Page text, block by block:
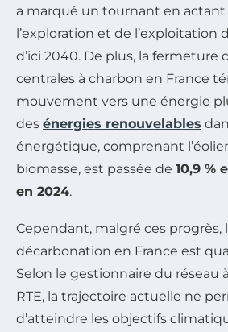
a marqué un tournant en actant
l’exploration et de l’exploitation
d’ici 2040. De plus, la fermeture
centrales à charbon en France
mouvement vers une énergie
des énergies renouvelables
énergétique, comprenant
biomasse, est passée de 10,9 %
en 2024.
Cependant, malgré ces progrès,
décarbonation en France est
Selon le gestionnaire du réseau
RTE, la trajectoire actuelle ne
d’atteindre les objectifs